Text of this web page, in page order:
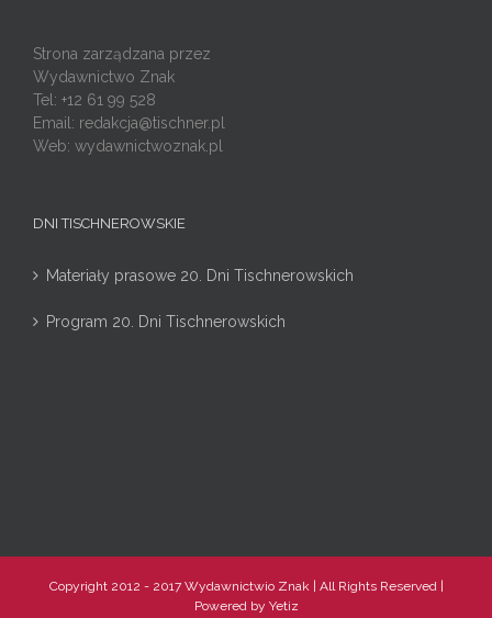
Strona zarządzana przez
Wydawnictwo Znak
Tel: +12 61 99 528
Email: redakcja@tischner.pl
Web: wydawnictwoznak.pl
DNI TISCHNEROWSKIE
Materiały prasowe 20. Dni Tischnerowskich
Program 20. Dni Tischnerowskich
Copyright 2012 - 2017 Wydawnictwio Znak | All Rights Reserved |
Powered by Yetiz